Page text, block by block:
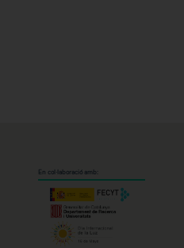
En col·laboració amb: